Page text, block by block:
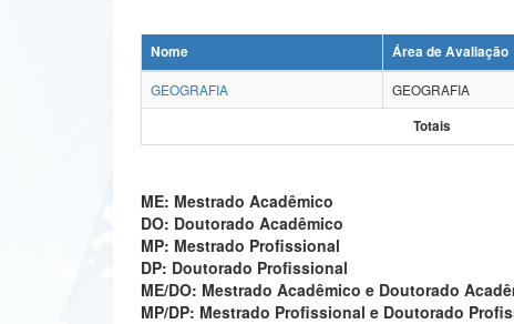
Nome
Área de Avaliação
GEOGRAFIA
GEOGRAFIA
Totais
ME: Mestrado Acadêmico
DO: Doutorado Acadêmico
MP: Mestrado Profissional
DP: Doutorado Profissional
ME/DO: Mestrado Acadêmico e Doutorado
MP/DP: Mestrado Profissional e Doutorado